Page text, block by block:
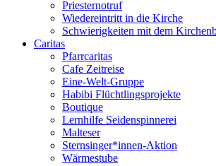
Priesternotruf
Wiedereintritt in die Kirche
Schwierigkeiten mit dem
Caritas
Pfarrcaritas
Cafe Zeitreise
Eine-Welt-Gruppe
Habibi Flüchtlingsprojekte
Boutique
Lernhilfe Seidenspinnerei
Malteser
Sternsinger*innen-Aktion
Wärmestube